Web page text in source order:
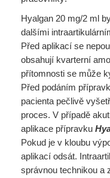
Hyalgan 20 mg/2 ml
dalšími
Před aplikací se
obsahují kvarterní
přítomnosti se může
Před podáním
pacienta pečlivě
proces. V případě
aplikace přípravku
Pokud je v kloubu
aplikací odsát.
správnou technikou a